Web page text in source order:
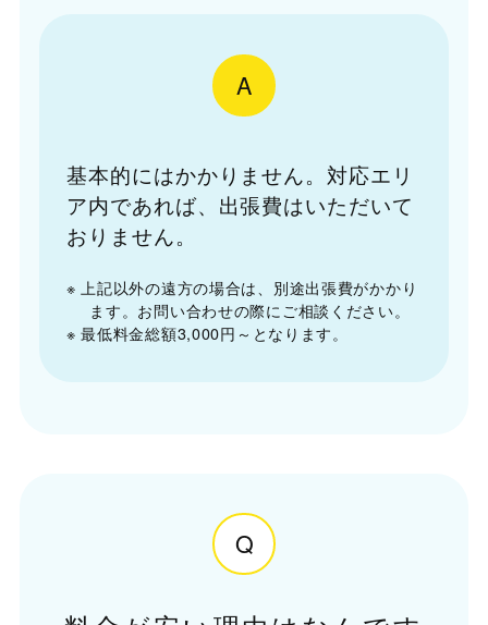
A
基本的にはかかりません。対応エリ
ア内であれば、出張費はいただいて
おりません。
※ 上記以外の遠方の場合は、別途出張費がかかり
ます。お問い合わせの際にご相談ください。
※ 最低料金総額3,000円～となります。
Q